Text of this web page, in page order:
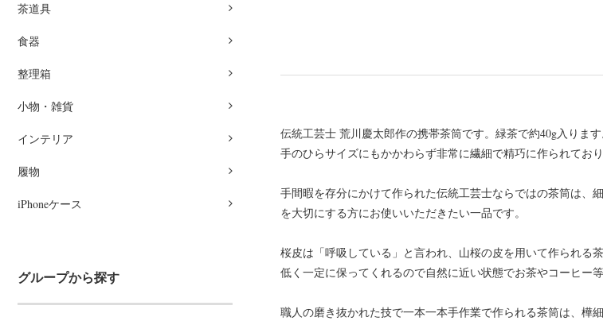
茶道具
食器
整理箱
小物・雑貨
インテリア
履物
iPhoneケース
グループから探す
伝統工芸士 荒川慶太郎作の携帯茶筒です。緑茶で約40g入ります
手のひらサイズにもかかわらず非常に繊細で精巧に作られており
手間暇を存分にかけて作られた伝統工芸士ならではの茶筒は、
を大切にする方にお使いいただきたい一品です。
桜皮は「呼吸している」と言われ、山桜の皮を用いて作られる
低く一定に保ってくれるので自然に近い状態でお茶やコーヒー
職人の磨き抜かれた技で一本一本手作業で作られる茶筒は、樺